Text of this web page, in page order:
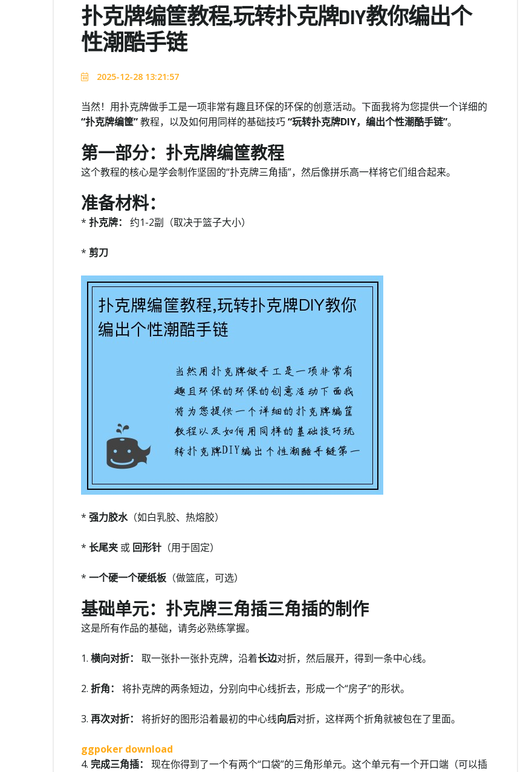
扑克牌编筐教程,玩转扑克牌DIY教你编出个
性潮酷手链
2025-12-28 13:21:57
当然！用扑克牌做手工是一项非常有趣且环保的环保的创意活动。下面我将为您提供一个详细的
“扑克牌编筐”教程，以及如何用同样的基础技巧“玩转扑克牌DIY，编出个性潮酷手链”。
第一部分：扑克牌编筐教程
这个教程的核心是学会制作坚固的“扑克牌三角插”，然后像拼乐高一样将它们组合起来。
准备材料：
* 扑克牌： 约1-2副（取决于篮子大小）
* 剪刀
* 强力胶水（如白乳胶、热熔胶）
* 长尾夹 或 回形针 （用于固定）
* 一个硬一个硬纸板 （做篮底，可选）
基础单元：扑克牌三角插三角插的制作
这是所有作品的基础，请务必熟练掌握。
1. 横向对折： 取一张扑一张扑克牌，沿着长边对折，然后展开，得到一条中心线。
2. 折角： 将扑克牌的两条短边，分别向中心线折去，形成一个“房子”的形状。
3. 再次对折： 将折好的图形沿着最初的中心线向后对折，这样两个折角就被包在了里面。
ggpoker download
4. 完成三角插：
现在你得到了一个有两个“口袋”的三角形单元。这个单元有一个开口端（可以插